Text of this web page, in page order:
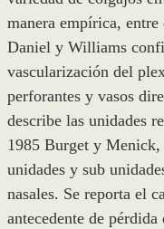
manera empírica,
Daniel y Williams
vascularización del
perforantes y vasos
describe las unidades
1985 Burget y Menick,
unidades y sub
nasales. Se reporta el
antecedente de